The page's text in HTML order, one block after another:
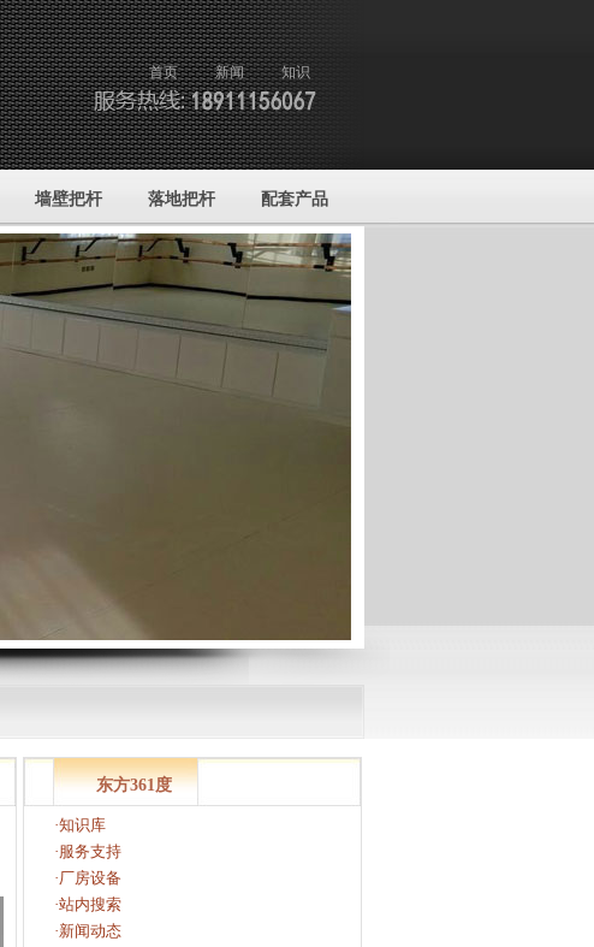
首页 新闻 知识
墙壁把杆 落地把杆 配套产品
东方361度
·知识库
·服务支持
·厂房设备
·站内搜索
·新闻动态